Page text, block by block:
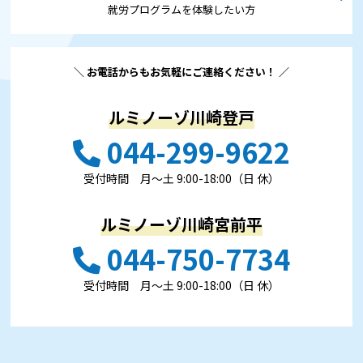
就労プログラムを体験したい⽅
＼ お電話からもお気軽にご連絡ください！ ／
ルミノーゾ川崎登戸
044-299-9622
受付時間 ⽉〜⼟ 9:00-18:00（日 休）
ルミノーゾ川崎宮前平
044-750-7734
受付時間 ⽉〜⼟ 9:00-18:00（日 休）